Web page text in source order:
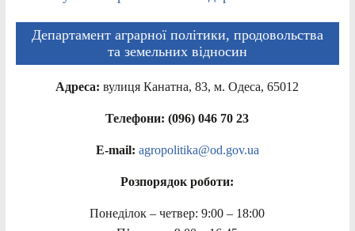
Департамент аграрної політики, продовольства
та земельних відносин
Адреса: вулиця Канатна, 83, м. Одеса, 65012
Телефони: (096) 046 70 23
E-mail: agropolitika@od.gov.ua
Розпорядок роботи:
Понеділок – четвер: 9:00 – 18:00